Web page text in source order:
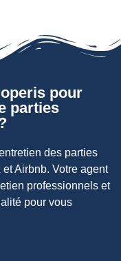
pour
parties
des parties
Airbnb. Votre agent
professionnels et
pour vous